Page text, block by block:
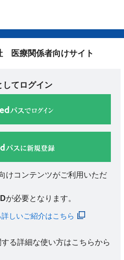
医療関係者向けサイト
してログイン
けコンテンツがご利用いただ
が必要となります。
しいご紹介はこちら
る詳細な使い方はこちらから